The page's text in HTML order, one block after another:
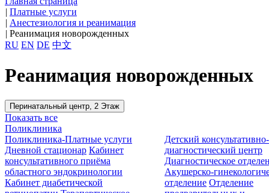
| Платные услуги
| Анестезиология и реанимация
| Реанимация новорожденных
RU EN DE 中文
Реанимация новорожденных
Перинатальный центр, 2 Этаж
Показать все
Поликлиника
Поликлиника-Платные услуги
Дневной стационар Кабинет
консультативного приёма
областного эндокринологии
Кабинет диабетической
Детский консультативно-
диагностический центр
Диагностическое
Акушерско-
отделение Отделение